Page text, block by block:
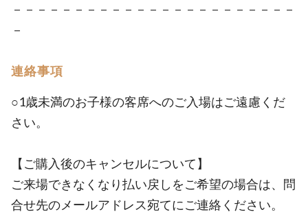
－－－－－－－－－－－－－－－－－－－－－－－
－
連絡事項
○1歳未満のお子様の客席へのご入場はご遠慮くだ
さい。
【ご購入後のキャンセルについて】
ご来場できなくなり払い戻しをご希望の場合は、問
合せ先のメールアドレス宛てにご連絡ください。